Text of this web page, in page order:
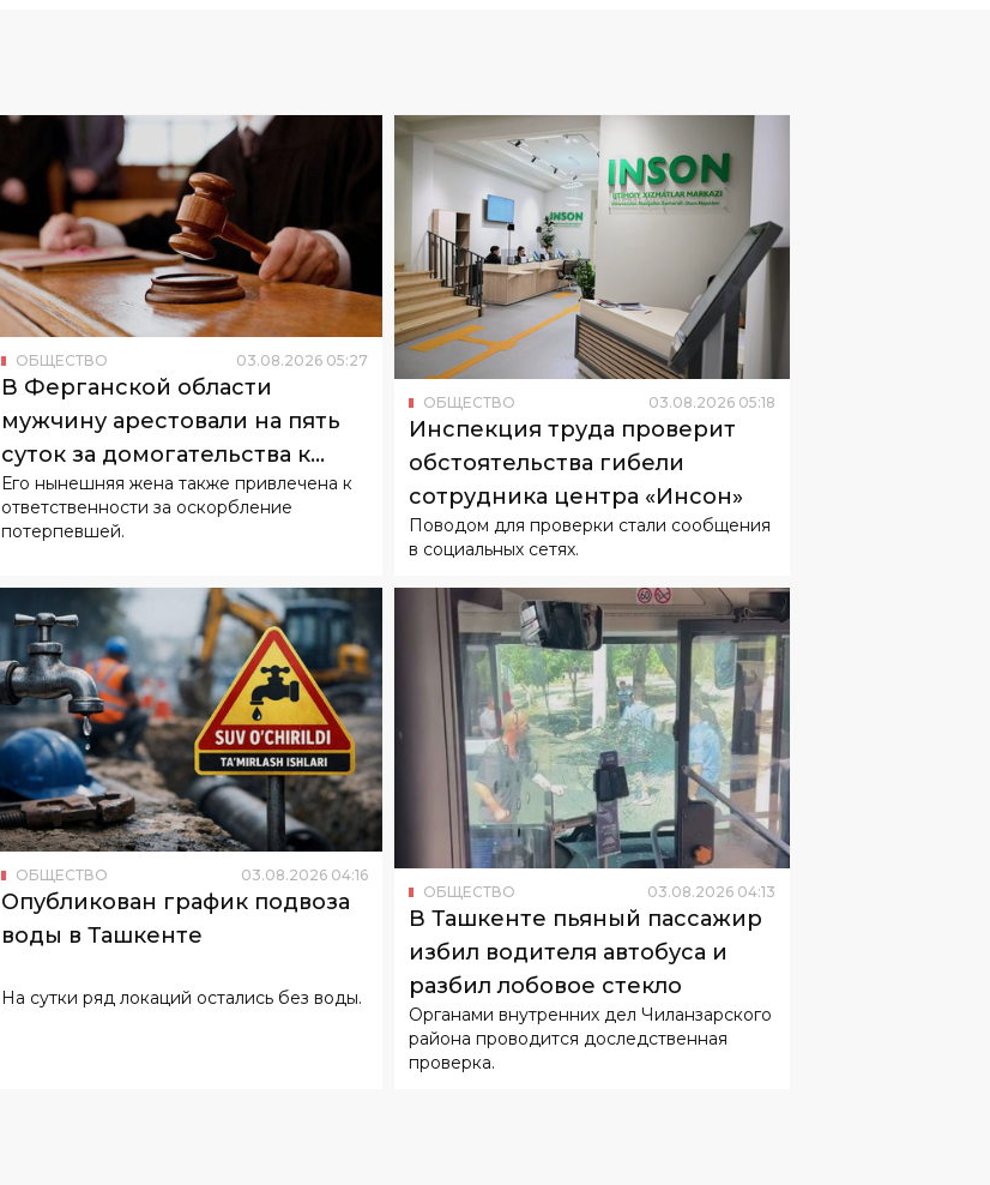
ОБЩЕСТВО 03.08.2026 05:27
В Ферганской области
мужчину арестовали на пять
суток за домогательства к
бывшей супруге
Его нынешняя жена также привлечена к
ответственности за оскорбление
потерпевшей.
ОБЩЕСТВО 03.08.2026 05
Инспекция труда проверит
обстоятельства гибели
сотрудника центра «Инсон»
Поводом для проверки стали сообщения
в социальных сетях.
ОБЩЕСТВО 03.08.2026 04:16
Опубликован график подвоза
воды в Ташкенте
На сутки ряд локаций остались без воды.
ОБЩЕСТВО 03 08.2026 04 13
В Ташкенте пьяный пассажир
избил водителя автобуса и
разбил лобовое стекло
Органами внутренних дел Чиланзарского
района проводится доследственная
проверка.